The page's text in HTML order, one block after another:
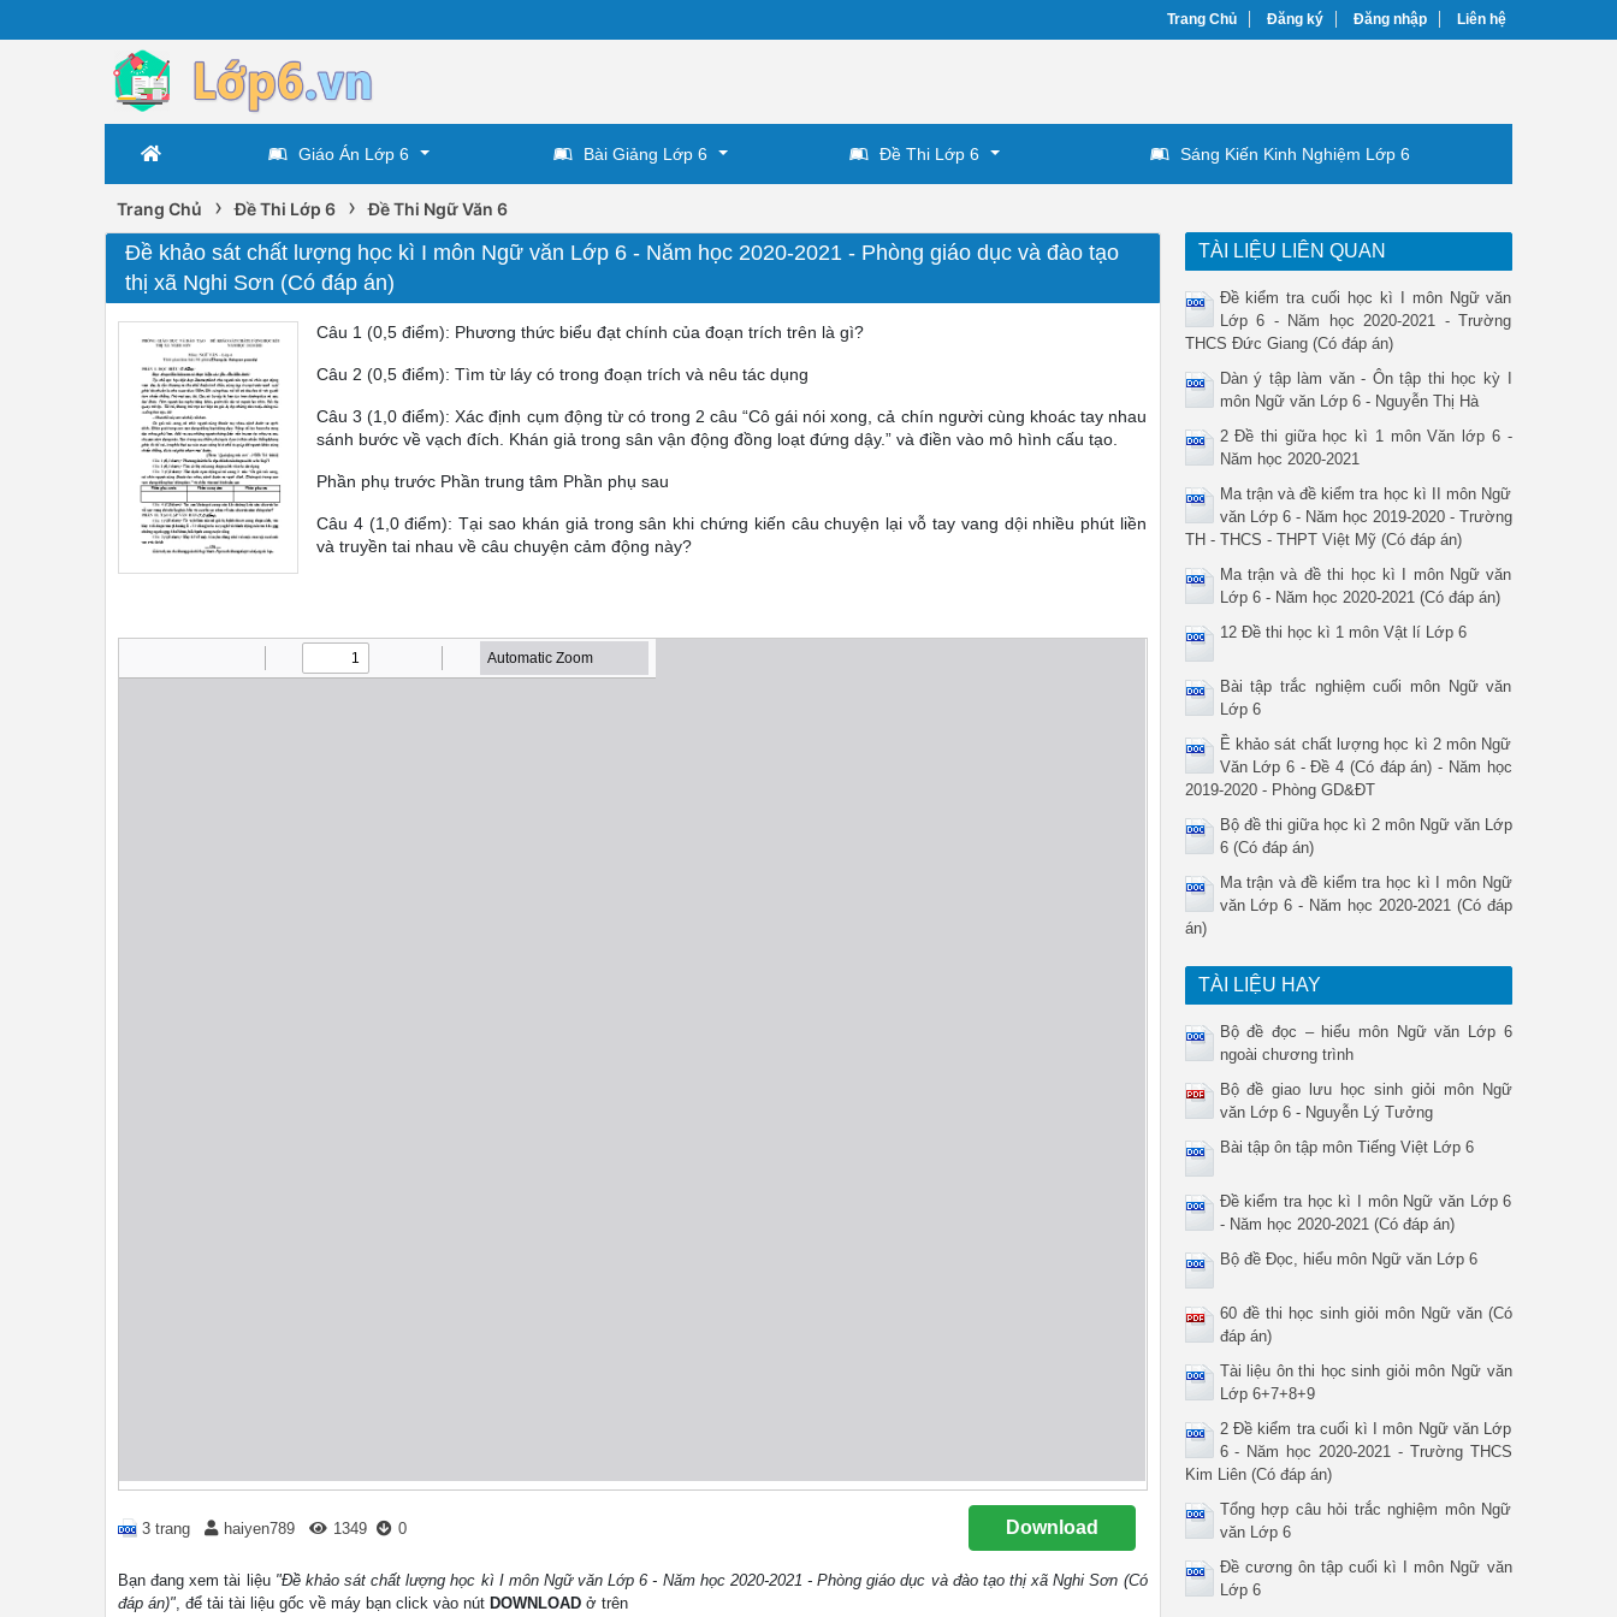
Trang Chủ Đăng ký Đăng nhập Liên hệ
Giáo Án Lớp 6 Bài Giảng Lớp 6 Đề Thi Lớp 6 Sáng Kiến Kinh Nghiệm Lớp 6
Trang Chủ › Đề Thi Lớp 6 › Đề Thi Ngữ Văn 6
Đề khảo sát chất lượng học kì I môn Ngữ văn Lớp 6 - Năm học 2020-2021 - Phòng giáo dục và đào tạo
thị xã Nghi Sơn (Có đáp án)
Câu 1 (0,5 điểm): Phương thức biểu đạt chính của đoạn trích trên là gì?
Câu 2 (0,5 điểm): Tìm từ láy có trong đoạn trích và nêu tác dụng
Câu 3 (1,0 điểm): Xác định cụm động từ có trong 2 câu “Cô gái nói xong, cả chín người cùng khoác tay nhau
sánh bước về vạch đích. Khán giả trong sân vận động đồng loạt đứng dậy.” và điền vào mô hình cấu tạo.
Phần phụ trước Phần trung tâm Phần phụ sau
Câu 4 (1,0 điểm): Tại sao khán giả trong sân khi chứng kiến câu chuyện lại vỗ tay vang dội nhiều phút liền
và truyền tai nhau về câu chuyện cảm động này?
3 trang haiyen789 1349 0 Download
Bạn đang xem tài liệu "Đề khảo sát chất lượng học kì I môn Ngữ văn Lớp 6 - Năm học 2020-2021 - Phòng giáo dục và đào tạo thị xã Nghi Sơn (Có
đáp án)", để tải tài liệu gốc về máy bạn click vào nút DOWNLOAD ở trên
TÀI LIỆU LIÊN QUAN
Đề kiểm tra cuối học kì I môn Ngữ văn
Lớp 6 - Năm học 2020-2021 - Trường
THCS Đức Giang (Có đáp án)
Dàn ý tập làm văn - Ôn tập thi học kỳ I
môn Ngữ văn Lớp 6 - Nguyễn Thị Hà
2 Đề thi giữa học kì 1 môn Văn lớp 6 -
Năm học 2020-2021
Ma trận và đề kiểm tra học kì II môn Ngữ
văn Lớp 6 - Năm học 2019-2020 - Trường
TH - THCS - THPT Việt Mỹ (Có đáp án)
Ma trận và đề thi học kì I môn Ngữ văn
Lớp 6 - Năm học 2020-2021 (Có đáp án)
12 Đề thi học kì 1 môn Vật lí Lớp 6
Bài tập trắc nghiệm cuối môn Ngữ văn
Lớp 6
Ề khảo sát chất lượng học kì 2 môn Ngữ
Văn Lớp 6 - Đề 4 (Có đáp án) - Năm học
2019-2020 - Phòng GD&ĐT
Bộ đề thi giữa học kì 2 môn Ngữ văn Lớp
6 (Có đáp án)
Ma trận và đề kiểm tra học kì I môn Ngữ
văn Lớp 6 - Năm học 2020-2021 (Có đáp
án)
TÀI LIỆU HAY
Bộ đề đọc – hiểu môn Ngữ văn Lớp 6
ngoài chương trình
Bộ đề giao lưu học sinh giỏi môn Ngữ
văn Lớp 6 - Nguyễn Lý Tưởng
Bài tập ôn tập môn Tiếng Việt Lớp 6
Đề kiểm tra học kì I môn Ngữ văn Lớp 6
- Năm học 2020-2021 (Có đáp án)
Bộ đề Đọc, hiểu môn Ngữ văn Lớp 6
60 đề thi học sinh giỏi môn Ngữ văn (Có
đáp án)
Tài liệu ôn thi học sinh giỏi môn Ngữ văn
Lớp 6+7+8+9
2 Đề kiểm tra cuối kì I môn Ngữ văn Lớp
6 - Năm học 2020-2021 - Trường THCS
Kim Liên (Có đáp án)
Tổng hợp câu hỏi trắc nghiệm môn Ngữ
văn Lớp 6
Đề cương ôn tập cuối kì I môn Ngữ văn
Lớp 6